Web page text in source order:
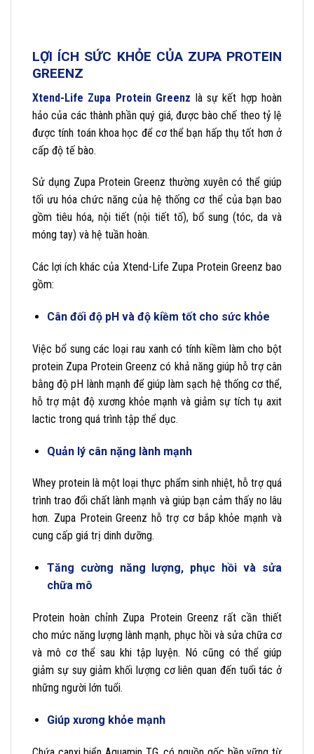
LỢI ÍCH SỨC KHỎE CỦA ZUPA PROTEIN
GREENZ
Xtend-Life Zupa Protein Greenz là sự kết hợp hoàn
hảo của các thành phần quý giá, được bào chế theo tỷ lệ
được tính toán khoa học để cơ thể bạn hấp thụ tốt hơn ở
cấp độ tế bào.
Sử dụng Zupa Protein Greenz thường xuyên có thể giúp
tối ưu hóa chức năng của hệ thống cơ thể của bạn bao
gồm tiêu hóa, nội tiết (nội tiết tố), bổ sung (tóc, da và
móng tay) và hệ tuần hoàn.
Các lợi ích khác của Xtend-Life Zupa Protein Greenz bao
gồm:
Cân đối độ pH và độ kiềm tốt cho sức khỏe
Việc bổ sung các loại rau xanh có tính kiềm làm cho bột
protein Zupa Protein Greenz có khả năng giúp hỗ trợ cân
bằng độ pH lành mạnh để giúp làm sạch hệ thống cơ thể,
hỗ trợ mật độ xương khỏe mạnh và giảm sự tích tụ axit
lactic trong quá trình tập thể dục.
Quản lý cân nặng lành mạnh
Whey protein là một loại thực phẩm sinh nhiệt, hỗ trợ quá
trình trao đổi chất lành mạnh và giúp bạn cảm thấy no lâu
hơn. Zupa Protein Greenz hỗ trợ cơ bắp khỏe mạnh và
cung cấp giá trị dinh dưỡng.
Tăng cường năng lượng, phục hồi và sửa
chữa mô
Protein hoàn chỉnh Zupa Protein Greenz rất cần thiết
cho mức năng lượng lành mạnh, phục hồi và sửa chữa cơ
và mô cơ thể sau khi tập luyện. Nó cũng có thể giúp
giảm sự suy giảm khối lượng cơ liên quan đến tuổi tác ở
những người lớn tuổi.
Giúp xương khỏe mạnh